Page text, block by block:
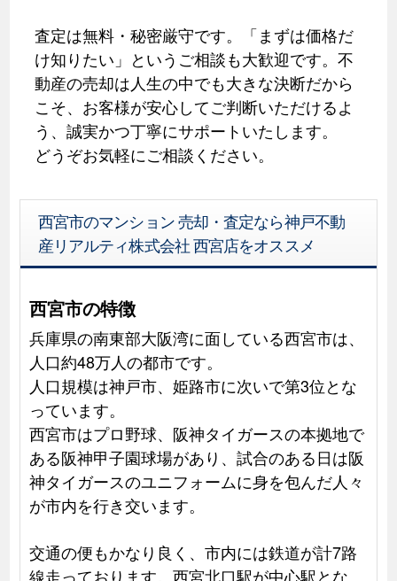
査定は無料・秘密厳守です。「まずは価格だ
け知りたい」というご相談も大歓迎です。不
動産の売却は人生の中でも大きな決断だから
こそ、お客様が安心してご判断いただけるよ
う、誠実かつ丁寧にサポートいたします。
どうぞお気軽にご相談ください。
西宮市のマンション 売却・査定なら神戸不動
産リアルティ株式会社 西宮店をオススメ
西宮市の特徴
兵庫県の南東部大阪湾に面している西宮市は、
人口約48万人の都市です。
人口規模は神戸市、姫路市に次いで第3位とな
っています。
西宮市はプロ野球、阪神タイガースの本拠地で
ある阪神甲子園球場があり、試合のある日は阪
神タイガースのユニフォームに身を包んだ人々
が市内を行き交います。
交通の便もかなり良く、市内には鉄道が計7路
線走っております。西宮北口駅が中心駅とな